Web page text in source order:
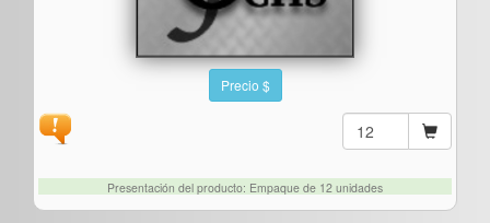
Precio $
Presentación del producto: Empaque de 12 unidades